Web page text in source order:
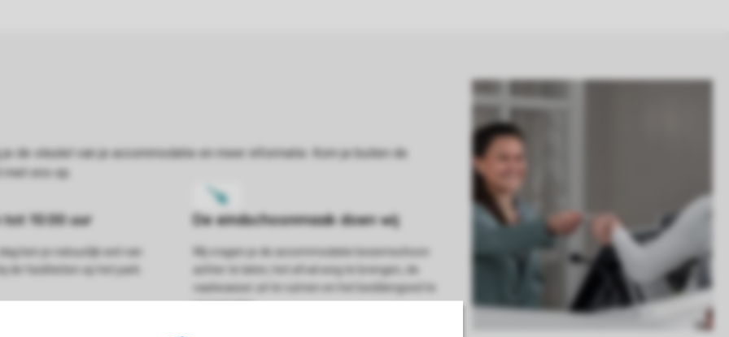
ben je natuurlijk wel van
de faciliteiten op het park.
Wij vragen je de accommodatie bezemschoon
achter te laten, het afval weg te brengen, de
vaatwasser uit te ruimen en het beddengoed te
verzamelen.